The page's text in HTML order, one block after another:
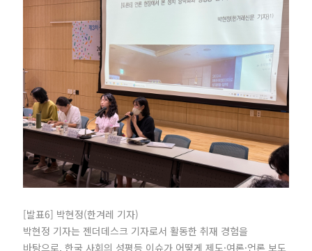
[발표6] 박현정(한겨레 기자)
박현정 기자는 젠더데스크 기자로서 활동한 취재 경험을
바탕으로, 한국 사회의 성평등 이슈가 어떻게 제도·여론·언론 보도